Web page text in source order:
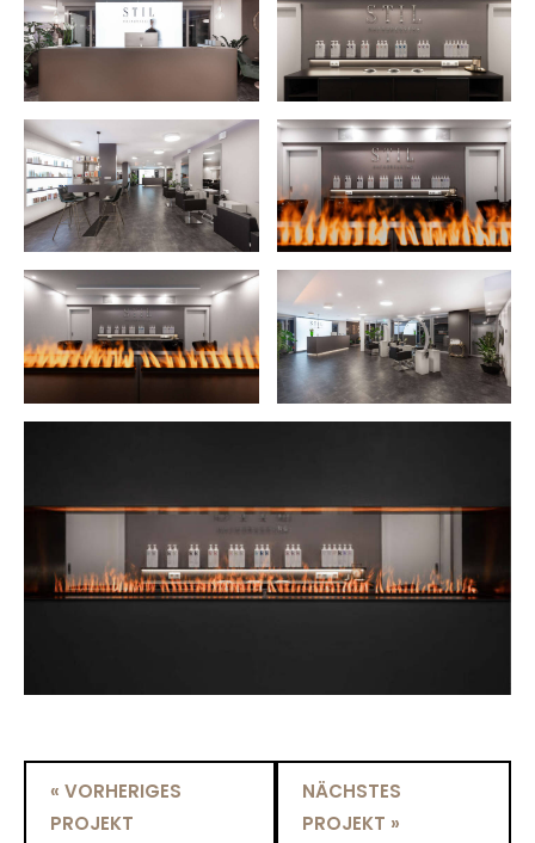
« VORHERIGES
PROJEKT
NÄCHSTES
PROJEKT »